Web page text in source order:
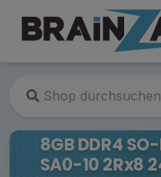
8GB DDR4
SA0-10 2Rx8